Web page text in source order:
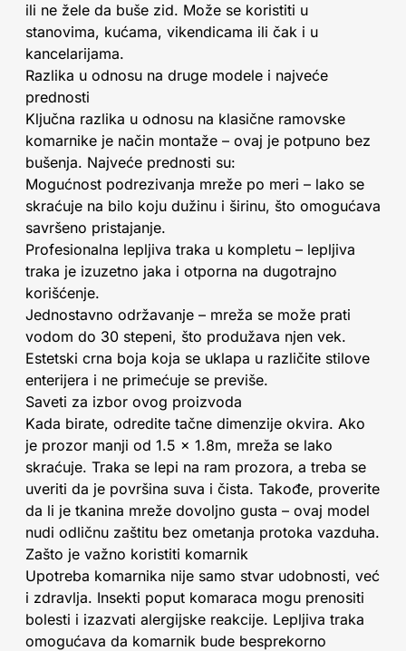
ili ne žele da buše zid. Može se koristiti u
stanovima, kućama, vikendicama ili čak i u
kancelarijama.
Razlika u odnosu na druge modele i najveće
prednosti
Ključna razlika u odnosu na klasične ramovske
komarnike je način montaže – ovaj je potpuno bez
bušenja. Najveće prednosti su:
Mogućnost podrezivanja mreže po meri – lako se
skraćuje na bilo koju dužinu i širinu, što omogućava
savršeno pristajanje.
Profesionalna lepljiva traka u kompletu – lepljiva
traka je izuzetno jaka i otporna na dugotrajno
korišćenje.
Jednostavno održavanje – mreža se može prati
vodom do 30 stepeni, što produžava njen vek.
Estetski crna boja koja se uklapa u različite stilove
enterijera i ne primećuje se previše.
Saveti za izbor ovog proizvoda
Kada birate, odredite tačne dimenzije okvira. Ako
je prozor manji od 1.5 x 1.8m, mreža se lako
skraćuje. Traka se lepi na ram prozora, a treba se
uveriti da je površina suva i čista. Takođe, proverite
da li je tkanina mreže dovoljno gusta – ovaj model
nudi odličnu zaštitu bez ometanja protoka vazduha.
Zašto je važno koristiti komarnik
Upotreba komarnika nije samo stvar udobnosti, već
i zdravlja. Insekti poput komaraca mogu prenositi
bolesti i izazvati alergijske reakcije. Lepljiva traka
omogućava da komarnik bude besprekorno